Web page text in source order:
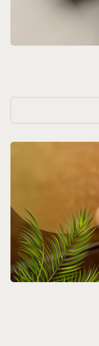
PRO MUŽE (3)
PRO PÁRY (3)